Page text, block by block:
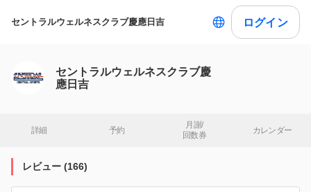
セントラルウェルネスクラブ慶應日吉 ログイン
セントラルウェルネスクラブ慶
應日吉
詳細 予約
月謝/
回数券
カレンダー
レビュー (166)